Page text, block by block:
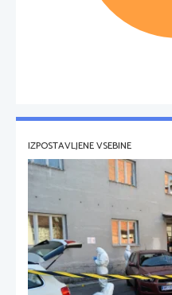
IZPOSTAVLJENE VSEBINE